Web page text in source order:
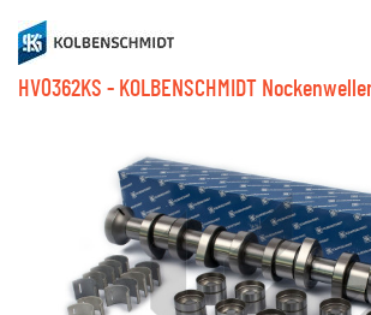
HV0362KS - KOLBENSCHMIDT